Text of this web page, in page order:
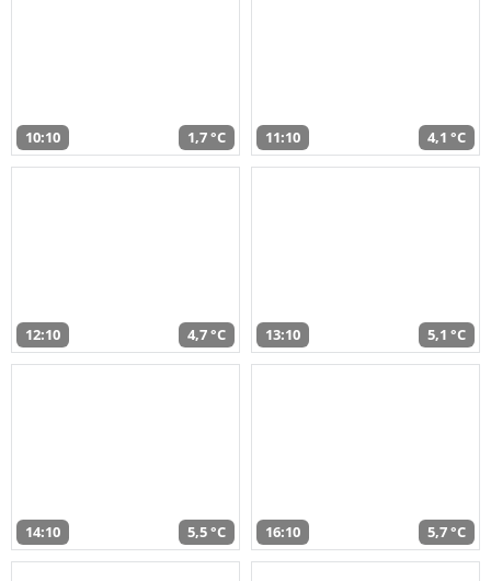
10:10 1,7 °C 11:10 4,1 °C
12:10 4,7 °C 13:10 5,1 °C
14:10 5,5 °C 16:10 5,7 °C